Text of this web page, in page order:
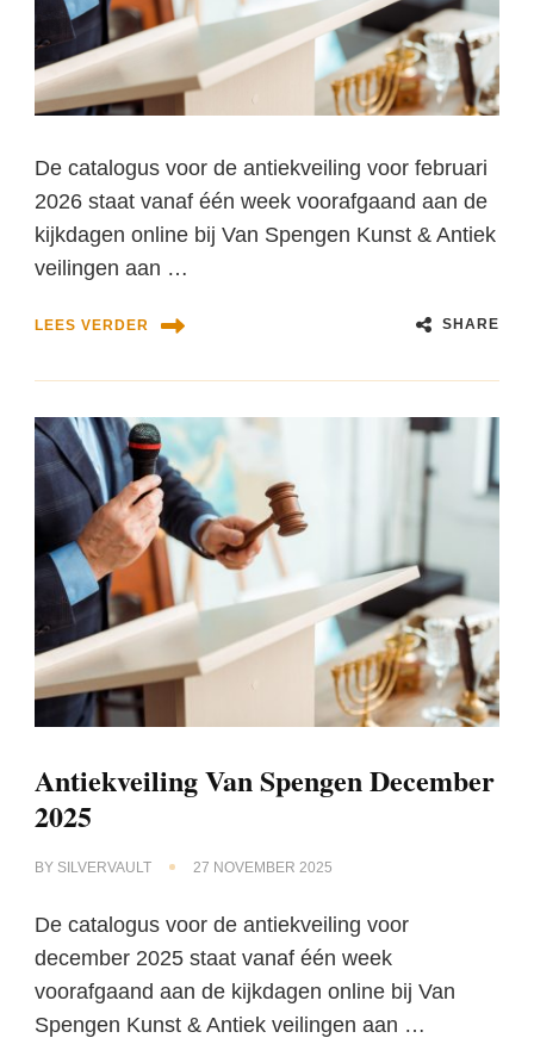
De catalogus voor de antiekveiling voor februari
2026 staat vanaf één week voorafgaand aan de
kijkdagen online bij Van Spengen Kunst & Antiek
veilingen aan …
LEES VERDER SHARE
Antiekveiling Van Spengen December
2025
BY SILVERVAULT 27 NOVEMBER 2025
De catalogus voor de antiekveiling voor
december 2025 staat vanaf één week
voorafgaand aan de kijkdagen online bij Van
Spengen Kunst & Antiek veilingen aan …